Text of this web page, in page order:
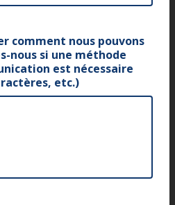
comment nous pouvons
nous si une méthode
est nécessaire
etc.)